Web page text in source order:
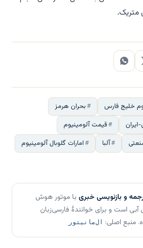
خلیج فارس
بحران هرمز
ایران
قیمت آلومینیوم
آلبا
امارات گلوبال آلومینیوم
و بازنویسی خبری با موتور هوش
است و برای خوانندهٔ فارسی‌زبان
منبع اصلی:
ال‌مانیتور